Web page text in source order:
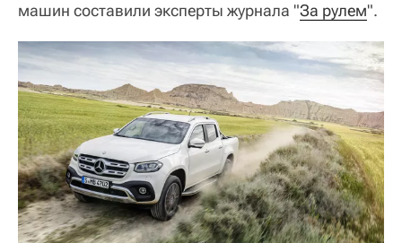
машин составили эксперты журнала "За рулем".